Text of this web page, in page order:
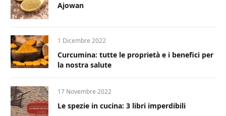
Ajowan
1 Dicembre 2022
Curcumina: tutte le proprietà e i benefici per
la nostra salute
17 Novembre 2022
Le spezie in cucina: 3 libri imperdibili